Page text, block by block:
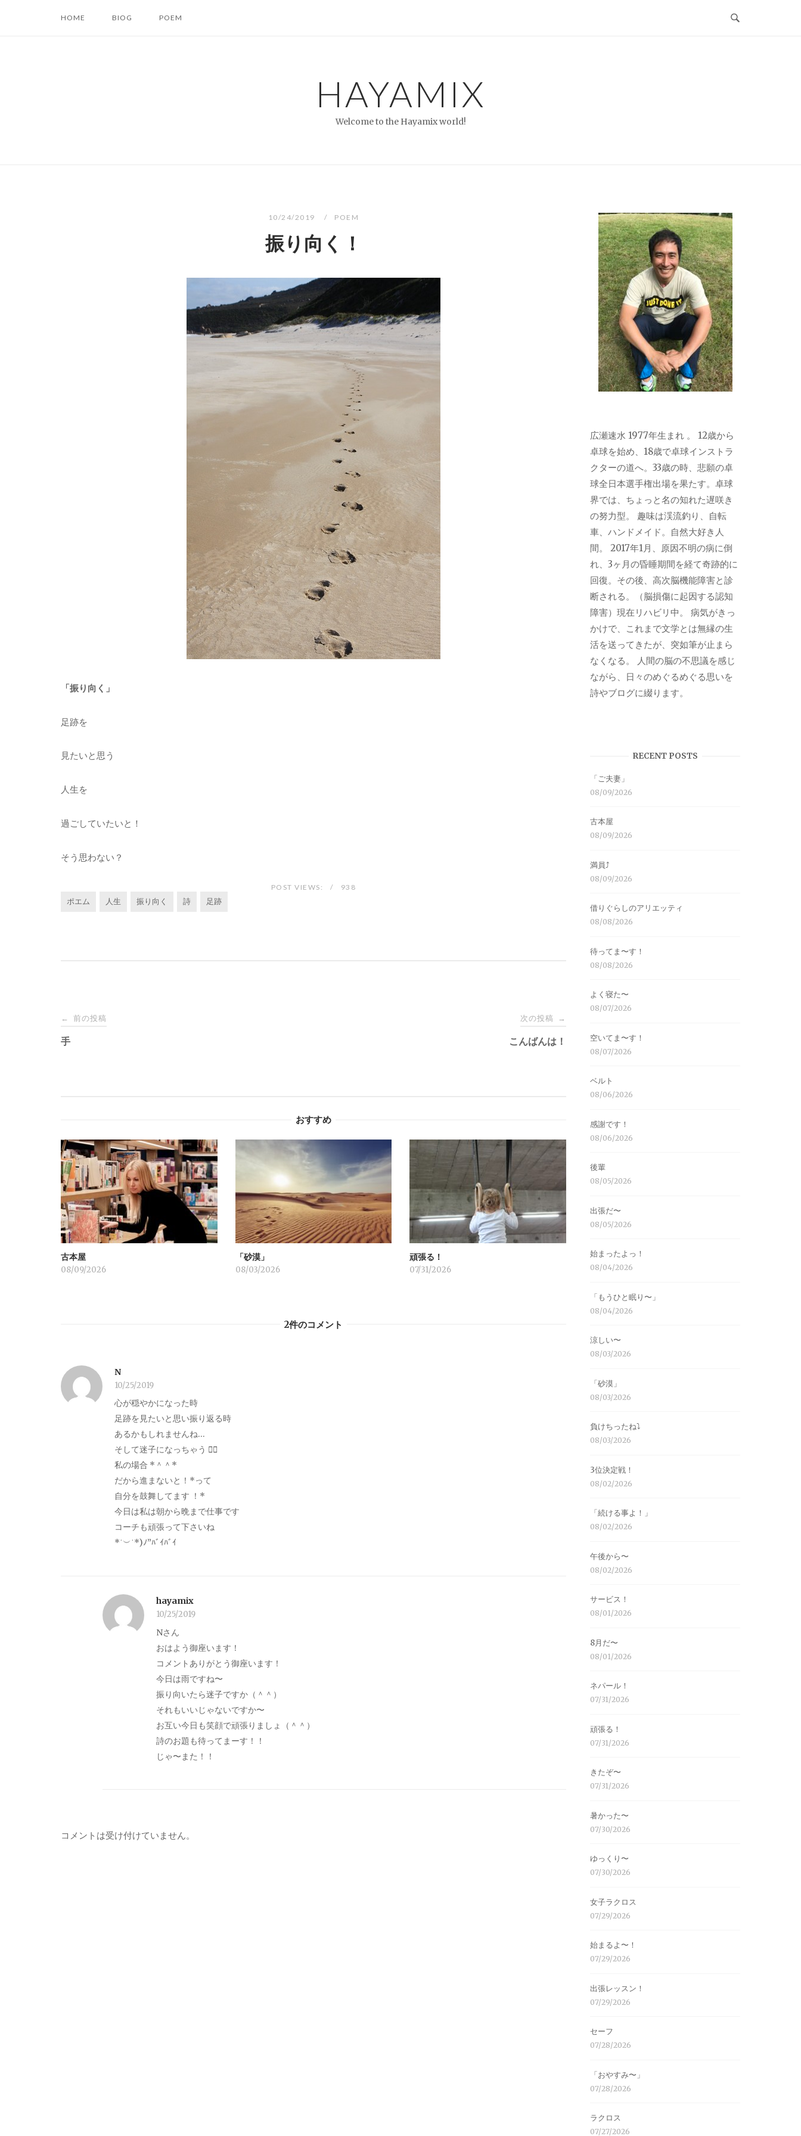
HOME BIOG POEM
HAYAMIX
Welcome to the Hayamix world!
10/24/2019 POEM
振り向く！
「振り向く」
足跡を
見たいと思う
人生を
過ごしていたいと！
そう思わない？
POST VIEWS: 938
ポエム 人生 振り向く 詩 足跡
投
稿
ゲ
ー
シ
ョ
ン
← 前の投稿
手
次の投稿 →
こんばんは！
おすすめ
古本屋
08/09/2026
「砂漠」
08/03/2026
頑張る！
07/31/2026
2件のコメント
N
10/25/2019
心が穏やかになった時
足跡を見たいと思い振り返る時
あるかもしれませんね…
そして迷子になっちゃう 笑⃝
私の場合 *＾＾*
だから進まないと！*って
自分を鼓舞してます ！*
今日は私は朝から晩まで仕事です
コーチも頑張って下さいね
*˙︶˙*)ﾉ”ﾊﾞｲﾊﾞｲ
hayamix
10/25/2019
Nさん
おはよう御座います！
コメントありがとう御座います！
今日は雨ですね〜
振り向いたら迷子ですか（＾＾）
それもいいじゃないですか〜
お互い今日も笑顔で頑張りましょ（＾＾）
詩のお題も待ってまーす！！
じゃ〜また！！
コメントは受け付けていません。
広瀬速水 1977年生まれ 。 12歳から
卓球を始め、18歳で卓球インストラ
クターの道へ。33歳の時、悲願の卓
球全日本選手権出場を果たす。卓球
界では、ちょっと名の知れた遅咲き
の努力型。 趣味は渓流釣り、自転
車、ハンドメイド。自然大好き人
間。 2017年1月、原因不明の病に倒
れ、3ヶ月の昏睡期間を経て奇跡的に
回復。その後、高次脳機能障害と診
断される。（脳損傷に起因する認知
障害）現在リハビリ中。 病気がきっ
かけで、これまで文学とは無縁の生
活を送ってきたが、突如筆が止まら
なくなる。 人間の脳の不思議を感じ
ながら、日々のめぐるめぐる思いを
詩やブログに綴ります。
RECENT POSTS
「ご夫妻」
08/09/2026
古本屋
08/09/2026
満員⤴︎
08/09/2026
借りぐらしのアリエッティ
08/08/2026
待ってま〜す！
08/08/2026
よく寝た〜
08/07/2026
空いてま〜す！
08/07/2026
ベルト
08/06/2026
感謝です！
08/06/2026
後輩
08/05/2026
出張だ〜
08/05/2026
始まったよっ！
08/04/2026
「もうひと眠り〜」
08/04/2026
涼しい〜
08/03/2026
「砂漠」
08/03/2026
負けちったね⤵︎
08/03/2026
3位決定戦！
08/02/2026
「続ける事よ！」
08/02/2026
午後から〜
08/02/2026
サービス！
08/01/2026
8月だ〜
08/01/2026
ネパール！
07/31/2026
頑張る！
07/31/2026
きたぞ〜
07/31/2026
暑かった〜
07/30/2026
ゆっくり〜
07/30/2026
女子ラクロス
07/29/2026
始まるよ〜！
07/29/2026
出張レッスン！
07/29/2026
セーフ
07/28/2026
「おやすみ〜」
07/28/2026
ラクロス
07/27/2026